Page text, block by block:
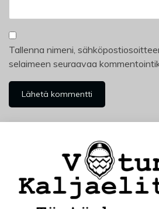
Tallenna nimeni,
selaimeen seuraavaa